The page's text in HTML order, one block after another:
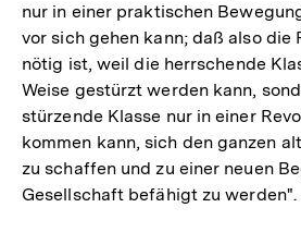
nur in einer praktischen
vor sich gehen kann; daß also die
nötig ist, weil die herrschende
Weise gestürzt werden kann,
stürzende Klasse nur in einer
kommen kann, sich den ganzen
zu schaffen und zu einer neuen
Gesellschaft befähigt zu werden".